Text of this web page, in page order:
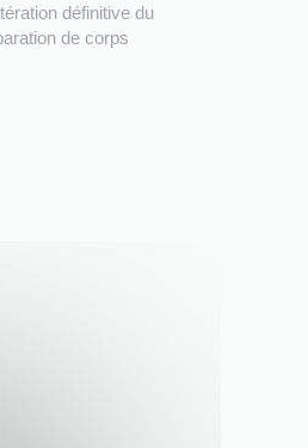
définitive du
de corps